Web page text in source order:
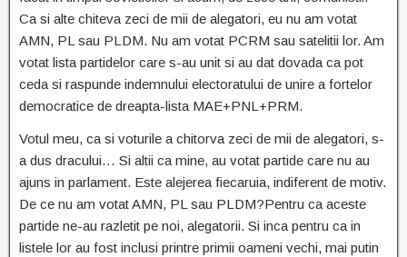
Ca si alte chiteva zeci de mii de alegatori, eu nu am votat
AMN, PL sau PLDM. Nu am votat PCRM sau satelitii lor. Am
votat lista partidelor care s-au unit si au dat dovada ca pot
ceda si raspunde indemnului electoratului de unire a fortelor
democratice de dreapta-lista MAE+PNL+PRM.
Votul meu, ca si voturile a chitorva zeci de mii de alegatori, s-
a dus dracului… Si altii ca mine, au votat partide care nu au
ajuns in parlament. Este alejerea fiecaruia, indiferent de motiv.
De ce nu am votat AMN, PL sau PLDM?Pentru ca aceste
partide ne-au razletit pe noi, alegatorii. Si inca pentru ca in
listele lor au fost inclusi printre primii oameni vechi, mai putin